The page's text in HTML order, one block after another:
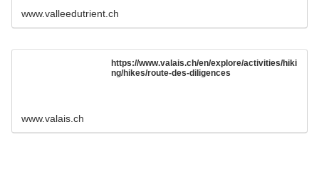
www.valleedutrient.ch
https://www.valais.ch/en/explore/activities/hiki
ng/hikes/route-des-diligences
www.valais.ch